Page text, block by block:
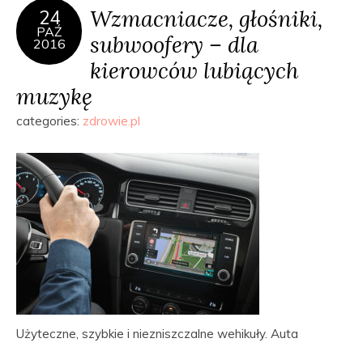
24
PAŹ
2016
Wzmacniacze, głośniki,
subwoofery – dla
kierowców lubiących
muzykę
categories: zdrowie.pl
Użyteczne, szybkie i niezniszczalne wehikuły. Auta